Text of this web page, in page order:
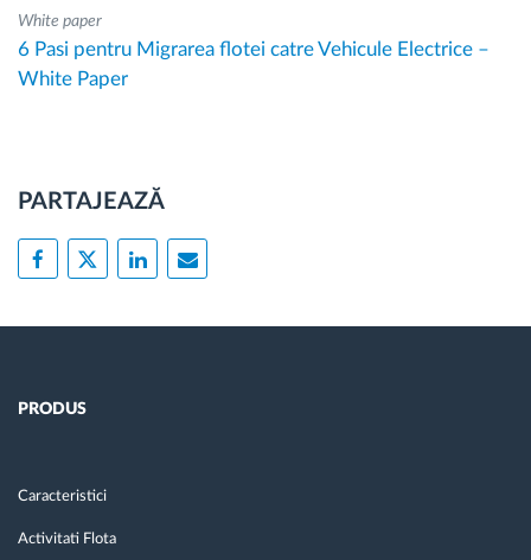
White paper
6 Pasi pentru Migrarea flotei catre Vehicule Electrice –
White Paper
PARTAJEAZĂ
PRODUS
Caracteristici
Activitati Flota